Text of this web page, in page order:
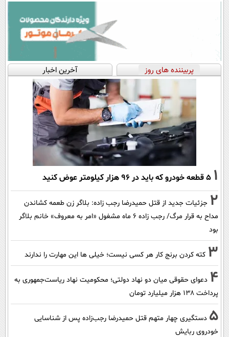
پربیننده های روز آخرین اخبار
1 ۵ قطعه خودرو که باید در ۹۶ هزار کیلومتر عوض کنید
2 جزئیات جدید از قتل حمیدرضا رجب زاده: بلاگر زن طعمه کشاندن
مداح به قرار مرگ/ رجب زاده 6 ماه مشغول «امر به معروف» خانم بلاگر
بود
3 کته کردن برنج کار هر کسی نیست؛ خیلی ها این مهارت را ندارند
4 دعوای حقوقی میان دو نهاد دولتی؛ محکومیت نهاد ریاست‌جمهوری به
پرداخت ۱۳۸ هزار میلیارد تومان
5 دستگیری چهار متهم قتل حمیدرضا رجب‌زاده پس از شناسایی
خودروی ربایش